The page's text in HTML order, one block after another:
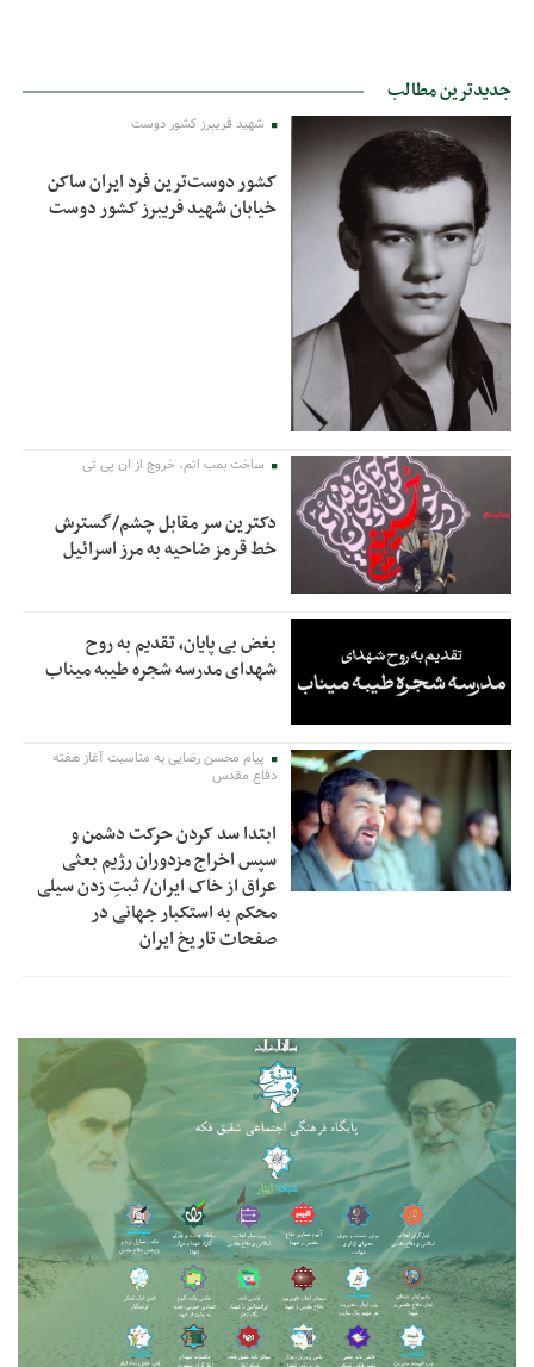
جدیدترین مطالب
شهید فریبرز کشور دوست
کشور دوست‌ترین فرد ایران ساکن
خیابان شهید فریبرز کشور دوست
ساخت بمب اتم، خروج از ان پی تی
دکترین سر مقابل چشم/گسترش
خط قرمز ضاحیه به مرز اسرائیل
بغض بی پایان، تقدیم به روح
شهدای مدرسه شجره طیبه میناب
پیام محسن رضایی به مناسبت آغاز هفته
دفاع مقدس
ابتدا سد کردن حرکت دشمن و
سپس اخراج مزدوران رژیم بعثی
عراق از خاک ایران/ ثبتِ زدن سیلی
محکم به استکبار جهانی در
صفحات تاریخ ایران